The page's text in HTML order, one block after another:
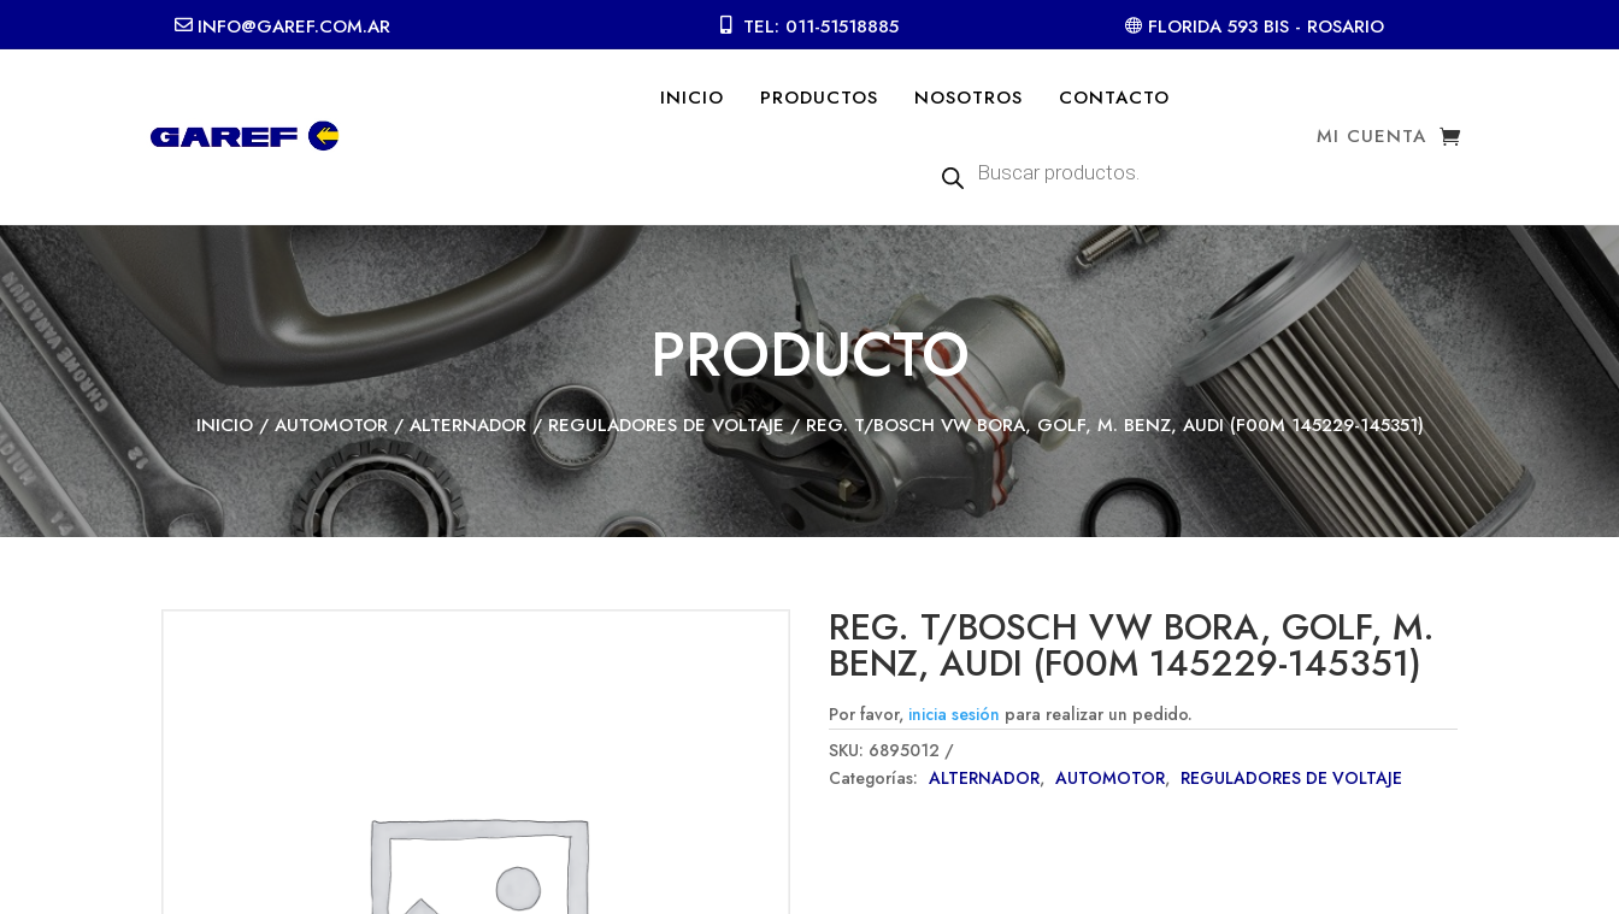
INFO@GAREF.COM.AR TEL: 011-51518885 FLORIDA 593 BIS - ROSARIO
INICIO PRODUCTOS NOSOTROS CONTACTO
productos
MI CUENTA
PRODUCTO
INICIO/AUTOMOTOR/ALTERNADOR/REGULADORES DE VOLTAJE/ REG. T/BOSCH VW BORA, GOLF, M. BENZ, AUDI (F00M 145229-145351)
REG. T/BOSCH VW BORA, GOLF, M.
BENZ, AUDI (F00M 145229-145351)
Por favor, inicia sesión para realizar un pedido.
SKU: 6895012
Categorías: ALTERNADOR, AUTOMOTOR, REGULADORES DE VOLTAJE